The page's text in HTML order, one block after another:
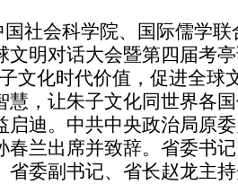
社会科学院、国际儒学联
文明对话大会暨第四届考
文化时代价值，促进全球
慧，让朱子文化同世界各
启迪。中共中央政治局原
春兰出席并致辞。省委书
省委副书记、省长赵龙主